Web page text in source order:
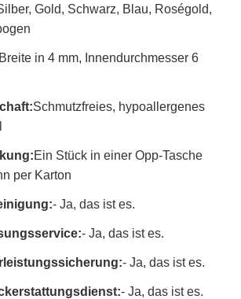
Gold, Schwarz, Blau, Roségold,
Breite in 4 mm, Innendurchmesser 6
Schmutzfreies, hypoallergenes
Ein Stück in einer Opp-Tasche
per Karton
- Ja, das ist es.
- Ja, das ist es.
- Ja, das ist es.
- Ja, das ist es.